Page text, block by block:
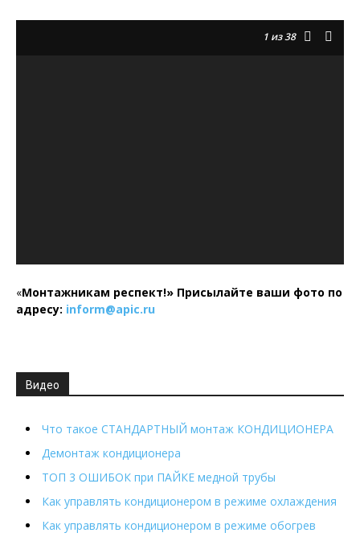
1 из 38
«Монтажникам респект!» Присылайте ваши фото по
адресу: inform@apic.ru
Видео
Что такое СТАНДАРТНЫЙ монтаж КОНДИЦИОНЕРА
Демонтаж кондиционера
ТОП 3 ОШИБОК при ПАЙКЕ медной трубы
Как управлять кондиционером в режиме охлаждения
Как управлять кондиционером в режиме обогрев